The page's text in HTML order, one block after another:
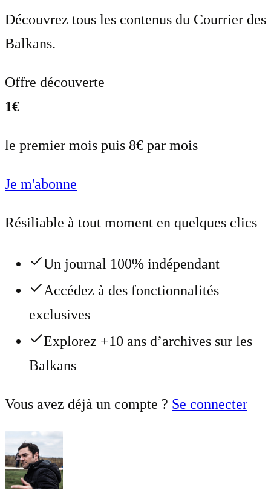
Découvrez tous les contenus du Courrier des
Balkans.
Offre découverte
1€
le premier mois puis 8€ par mois
Je m'abonne
Résiliable à tout moment en quelques clics
Un journal 100% indépendant
Accédez à des fonctionnalités
exclusives
Explorez +10 ans d’archives sur les
Balkans
Vous avez déjà un compte ? Se connecter